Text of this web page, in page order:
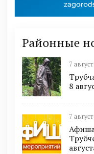
Районные
7
8
7